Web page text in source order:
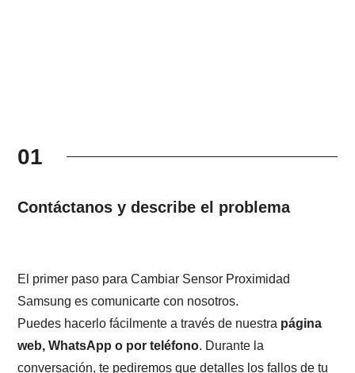
01
Contáctanos y describe el problema
El primer paso para Cambiar Sensor Proximidad
Samsung es comunicarte con nosotros.
Puedes hacerlo fácilmente a través de nuestra página
web, WhatsApp o por teléfono. Durante la
conversación, te pediremos que detalles los fallos de tu